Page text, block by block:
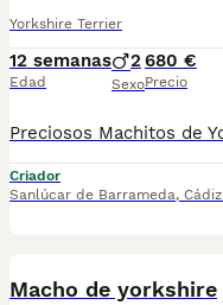
Yorkshire Terrier
12 semanas
Edad
2
Sexo
680 €
Precio
Criador
Sanlúcar de Barrameda, Cádiz
Macho de yorkshire